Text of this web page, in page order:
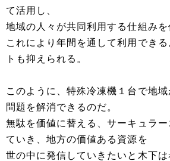
て活用し、
地域の人々が共同利用する仕組みを
これにより年間を通して利用でき
トも抑えられる。
このように、特殊冷凍機１台で地
問題を解消できるのだ。
無駄を価値に替える、サーキュラ
ていき、地方の価値ある資源を
世の中に発信していきたいと木下は